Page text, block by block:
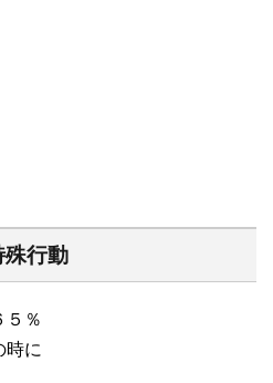
殊行動
５％
時に